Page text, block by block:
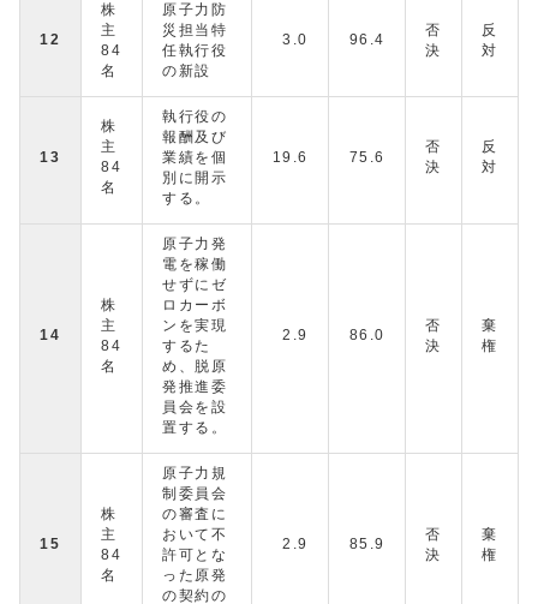
12
株
主
84
名
原子力防
災担当特
任執行役
の新設
3.0 96.4
否
決
反
対
13
株
主
84
名
執行役の
報酬及び
業績を個
別に開示
する。
19.6 75.6
否
決
反
対
14
株
主
84
名
原子力発
電を稼働
せずにゼ
ロカーボ
ンを実現
するた
め、脱原
発推進委
員会を設
置する。
2.9 86.0
否
決
棄
権
15
株
主
84
名
原子力規
制委員会
の審査に
おいて不
許可とな
った原発
の契約の
2.9 85.9
否
決
棄
権